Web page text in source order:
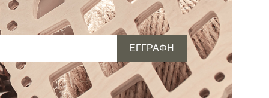
ΕΓΓΡΑΦΗ